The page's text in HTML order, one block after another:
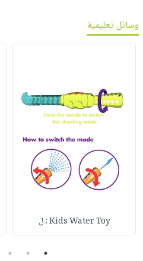
وسائل تعليمية
Kids Water Toy : ل
1
2
3